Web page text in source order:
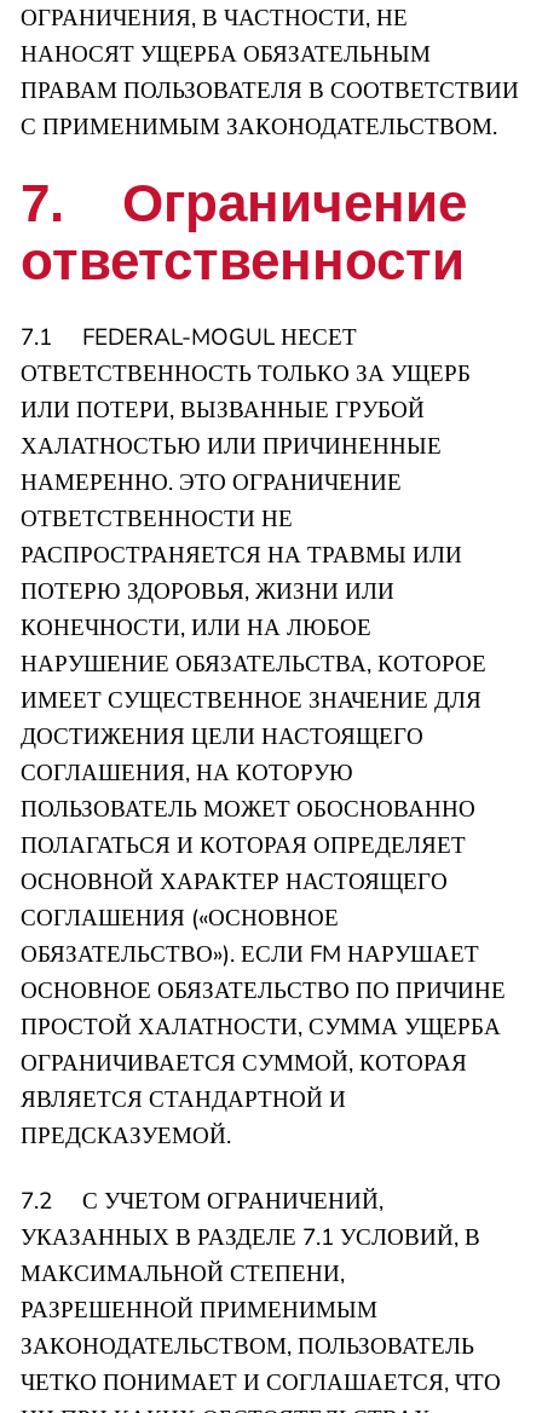
ОГРАНИЧЕНИЯ, В ЧАСТНОСТИ, НЕ
НАНОСЯТ УЩЕРБА ОБЯЗАТЕЛЬНЫМ
ПРАВАМ ПОЛЬЗОВАТЕЛЯ В СООТВЕТСТВИИ
С ПРИМЕНИМЫМ ЗАКОНОДАТЕЛЬСТВОМ.
7. Ограничение
ответственности
7.1 FEDERAL-MOGUL НЕСЕТ
ОТВЕТСТВЕННОСТЬ ТОЛЬКО ЗА УЩЕРБ
ИЛИ ПОТЕРИ, ВЫЗВАННЫЕ ГРУБОЙ
ХАЛАТНОСТЬЮ ИЛИ ПРИЧИНЕННЫЕ
НАМЕРЕННО. ЭТО ОГРАНИЧЕНИЕ
ОТВЕТСТВЕННОСТИ НЕ
РАСПРОСТРАНЯЕТСЯ НА ТРАВМЫ ИЛИ
ПОТЕРЮ ЗДОРОВЬЯ, ЖИЗНИ ИЛИ
КОНЕЧНОСТИ, ИЛИ НА ЛЮБОЕ
НАРУШЕНИЕ ОБЯЗАТЕЛЬСТВА, КОТОРОЕ
ИМЕЕТ СУЩЕСТВЕННОЕ ЗНАЧЕНИЕ ДЛЯ
ДОСТИЖЕНИЯ ЦЕЛИ НАСТОЯЩЕГО
СОГЛАШЕНИЯ, НА КОТОРУЮ
ПОЛЬЗОВАТЕЛЬ МОЖЕТ ОБОСНОВАННО
ПОЛАГАТЬСЯ И КОТОРАЯ ОПРЕДЕЛЯЕТ
ОСНОВНОЙ ХАРАКТЕР НАСТОЯЩЕГО
СОГЛАШЕНИЯ («ОСНОВНОЕ
ОБЯЗАТЕЛЬСТВО»). ЕСЛИ FM НАРУШАЕТ
ОСНОВНОЕ ОБЯЗАТЕЛЬСТВО ПО ПРИЧИНЕ
ПРОСТОЙ ХАЛАТНОСТИ, СУММА УЩЕРБА
ОГРАНИЧИВАЕТСЯ СУММОЙ, КОТОРАЯ
ЯВЛЯЕТСЯ СТАНДАРТНОЙ И
ПРЕДСКАЗУЕМОЙ.
7.2 С УЧЕТОМ ОГРАНИЧЕНИЙ,
УКАЗАННЫХ В РАЗДЕЛЕ 7.1 УСЛОВИЙ, В
МАКСИМАЛЬНОЙ СТЕПЕНИ,
РАЗРЕШЕННОЙ ПРИМЕНИМЫМ
ЗАКОНОДАТЕЛЬСТВОМ, ПОЛЬЗОВАТЕЛЬ
ЧЕТКО ПОНИМАЕТ И СОГЛАШАЕТСЯ, ЧТО